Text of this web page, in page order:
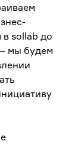
sollab до
мы будем